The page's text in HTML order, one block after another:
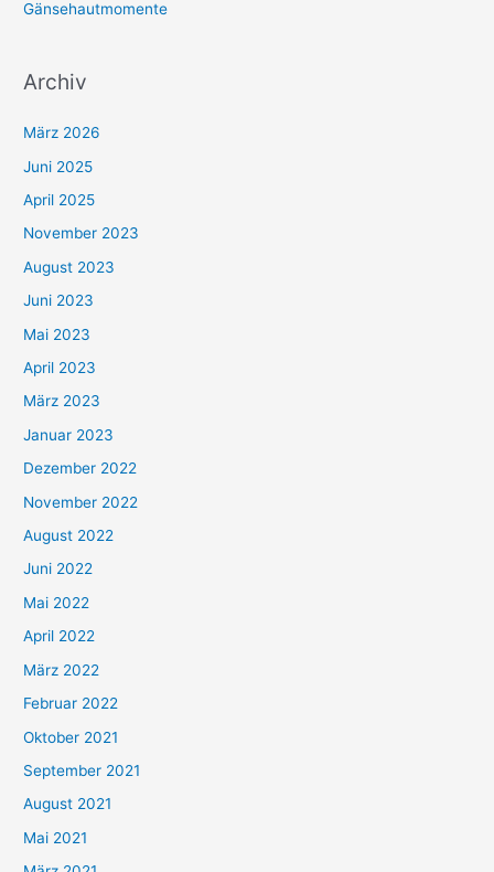
Gänsehautmomente
Archiv
März 2026
Juni 2025
April 2025
November 2023
August 2023
Juni 2023
Mai 2023
April 2023
März 2023
Januar 2023
Dezember 2022
November 2022
August 2022
Juni 2022
Mai 2022
April 2022
März 2022
Februar 2022
Oktober 2021
September 2021
August 2021
Mai 2021